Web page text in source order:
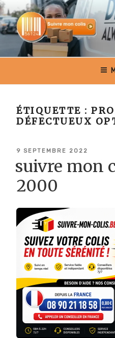
Aller
au
contenu
principal
SUIVRE MON
ÉTIQUETTE :
DÉFECTUEUX
PUBLIÉ
9 SEPTEMBRE 2022
suivre mon
2000